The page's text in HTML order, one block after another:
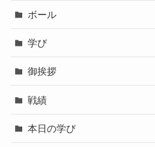
ボール
学び
御挨拶
戦績
本日の学び